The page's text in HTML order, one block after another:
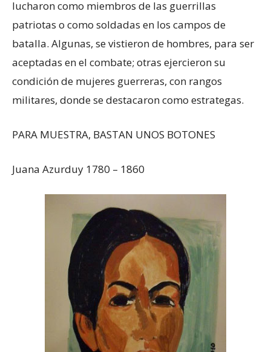
lucharon como miembros de las guerrillas
patriotas o como soldadas en los campos de
batalla. Algunas, se vistieron de hombres, para ser
aceptadas en el combate; otras ejercieron su
condición de mujeres guerreras, con rangos
militares, donde se destacaron como estrategas.
PARA MUESTRA, BASTAN UNOS BOTONES
Juana Azurduy 1780 – 1860